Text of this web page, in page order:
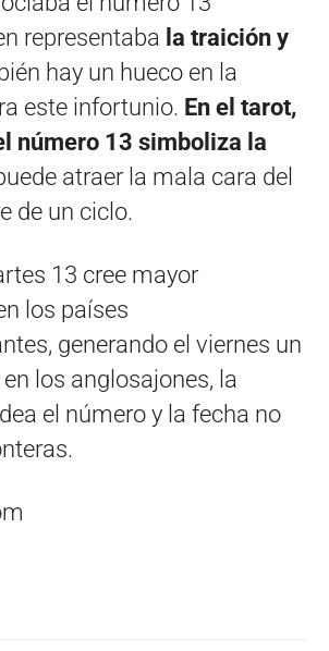
representaba la traición y
hay un hueco en la
este infortunio. En el tarot,
número 13 simboliza la
atraer la mala cara del
de un ciclo.
13 cree mayor
los países
generando el viernes un
los anglosajones, la
el número y la fecha no